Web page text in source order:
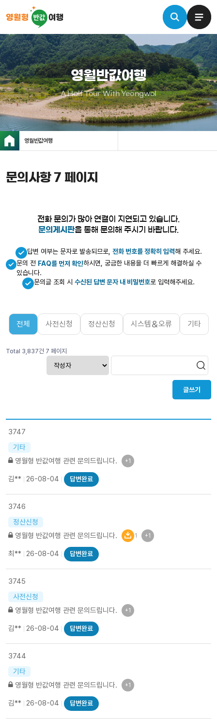
영월반값여행
A Half Tour With Yeongwol
영월반값여행
문의사항 7 페이지
전화 문의가 많아 연결이 지연되고 있습니다.
문의게시판을 통해 문의해 주시기 바랍니다.
답변 여부는 문자로 발송되므로, 전화 번호를 정확히 입력해 주세요.
문의 전 FAQ를 먼저 확인하시면, 궁금한 내용을 더 빠르게 해결하실 수
있습니다.
문의글 조회 시 수신된 답변 문자 내 비밀번호로 입력해주세요.
전체 사전신청 정산신청 시스템＆오류 기타
Total 3,837건 7 페이지
글쓰기
3747
기타
영월형 반값여행 관련 문의드립니다.
+1
김** 26-08-04 답변완료
3746
정산신청
영월형 반값여행 관련 문의드립니다.
1 +1
최** 26-08-04 답변완료
3745
사전신청
영월형 반값여행 관련 문의드립니다.
+1
김** 26-08-04 답변완료
3744
기타
영월형 반값여행 관련 문의드립니다.
+1
김** 26-08-04 답변완료